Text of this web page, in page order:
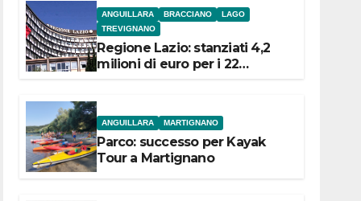
ANGUILLARA BRACCIANO
LAGO
TREVIGNANO
Regione Lazio: stanziati 4,2
milioni di euro per i 22
ANGUILLARA MARTIGNANO
Parco: successo per Kayak
Tour a Martignano